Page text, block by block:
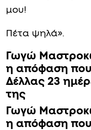
μου!
Πέτα ψηλά».
Γωγώ
η απόφαση
Δέλλας 23
της
Γωγώ
η απόφαση